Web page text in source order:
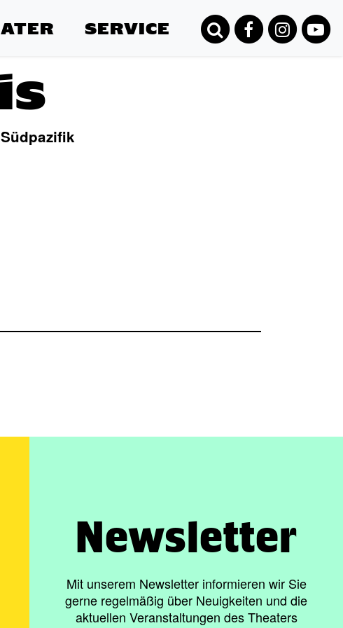
SERVICE
Newsletter
Mit unserem Newsletter informieren wir Sie
gerne regelmäßig über Neuigkeiten und die
aktuellen Veranstaltungen des Theaters